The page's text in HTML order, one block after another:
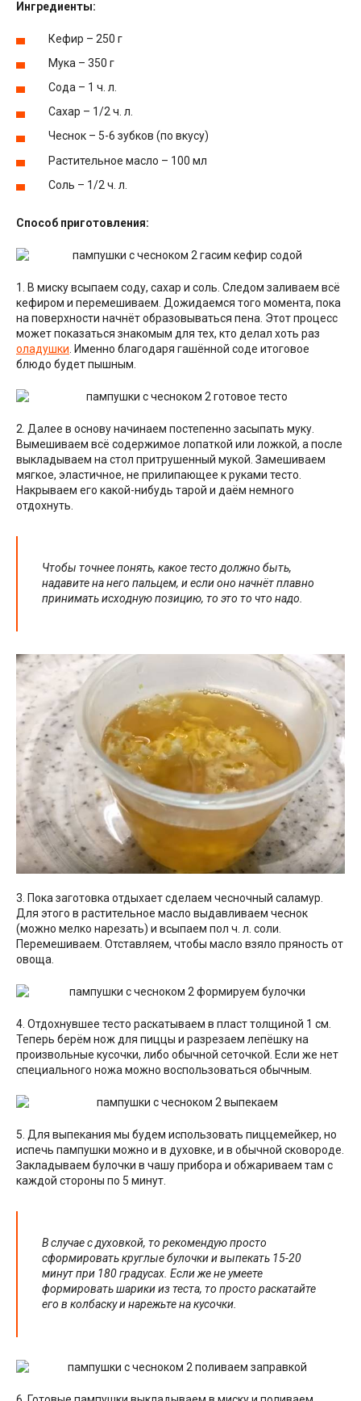
Ингредиенты:
Кефир – 250 г
Мука – 350 г
Сода – 1 ч. л.
Сахар – 1/2 ч. л.
Чеснок – 5-6 зубков (по вкусу)
Растительное масло – 100 мл
Соль – 1/2 ч. л.
Способ приготовления:
1. В миску всыпаем соду, сахар и соль. Следом заливаем всё
кефиром и перемешиваем. Дожидаемся того момента, пока
на поверхности начнёт образовываться пена. Этот процесс
может показаться знакомым для тех, кто делал хоть раз
оладушки . Именно благодаря гашённой соде итоговое
блюдо будет пышным.
2. Далее в основу начинаем постепенно засыпать муку.
Вымешиваем всё содержимое лопаткой или ложкой, а после
выкладываем на стол притрушенный мукой. Замешиваем
мягкое, эластичное, не прилипающее к руками тесто.
Накрываем его какой-нибудь тарой и даём немного
отдохнуть.
Чтобы точнее понять, какое тесто должно быть,
надавите на него пальцем, и если оно начнёт плавно
принимать исходную позицию, то это то что надо.
3. Пока заготовка отдыхает сделаем чесночный саламур.
Для этого в растительное масло выдавливаем чеснок
(можно мелко нарезать) и всыпаем пол ч. л. соли.
Перемешиваем. Отставляем, чтобы масло взяло пряность от
овоща.
4. Отдохнувшее тесто раскатываем в пласт толщиной 1 см.
Теперь берём нож для пиццы и разрезаем лепёшку на
произвольные кусочки, либо обычной сеточкой. Если же нет
специального ножа можно воспользоваться обычным.
5. Для выпекания мы будем использовать пиццемейкер, но
испечь пампушки можно и в духовке, и в обычной сковороде.
Закладываем булочки в чашу прибора и обжариваем там с
каждой стороны по 5 минут.
В случае с духовкой, то рекомендую просто
сформировать круглые булочки и выпекать 15-20
минут при 180 градусах. Если же не умеете
формировать шарики из теста, то просто раскатайте
его в колбаску и нарежьте на кусочки.